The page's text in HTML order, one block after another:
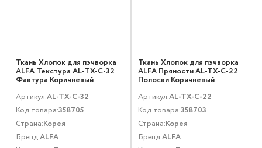
Ткань Хлопок для пэчворка
ALFA Текстура AL-TX-C-32
Фактура Коричневый
Артикул:AL-TX-C-32
Код товара:358705
Страна:Корея
Бренд:ALFA
Ткань Хлопок для пэчворка
ALFA Пряности AL-TX-C-22
Полоски Коричневый
Артикул:AL-TX-C-22
Код товара:358703
Страна:Корея
Бренд:ALFA